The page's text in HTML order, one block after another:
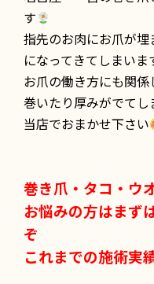
す
指先のお肉にお爪が
になってきてしまいま
お爪の働き方にも関
巻いたり厚みがでて
当店でおまかせ下さい
巻き爪・タコ・ウ
お悩みの方はまず
ぞ
これまでの施術実